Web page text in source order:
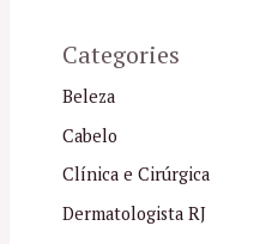
Categories
Beleza
Cabelo
Clínica e Cirúrgica
Dermatologista RJ